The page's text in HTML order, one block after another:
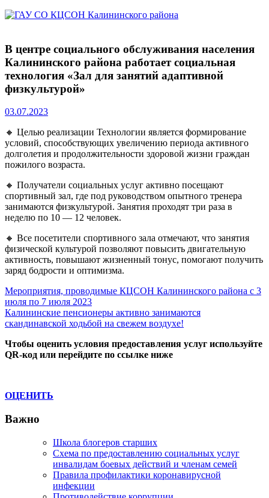
В центре социального обслуживания населения
Калининского района работает социальная
технология «Зал для занятий адаптивной
физкультурой»
03.07.2023
🔸 Целью реализации Технологии является формирование
условий, способствующих увеличению периода активного
долголетия и продолжительности здоровой жизни граждан
пожилого возраста.
🔸 Получатели социальных услуг активно посещают
спортивный зал, где под руководством опытного тренера
занимаются физкультурой. Занятия проходят три раза в
неделю по 10 — 12 человек.
🔸 Все посетители спортивного зала отмечают, что занятия
физической культурой позволяют повысить двигательную
активность, повышают жизненный тонус, помогают получить
заряд бодрости и оптимизма.
Навигация
по
записям
Previous
Post:
Мероприятия, проводимые КЦСОН Калининского района с 3
июля по 7 июля 2023
Next
Post:
Калининские пенсионеры активно занимаются
скандинавской ходьбой на свежем воздухе!
Чтобы оценить условия предоставления услуг используйте
QR-код или перейдите по ссылке ниже
ОЦЕНИТЬ
Важно
Школа блогеров старших
Схема по предоставлению социальных услуг
инвалидам боевых действий и членам семей
Правила профилактики коронавирусной
инфекции